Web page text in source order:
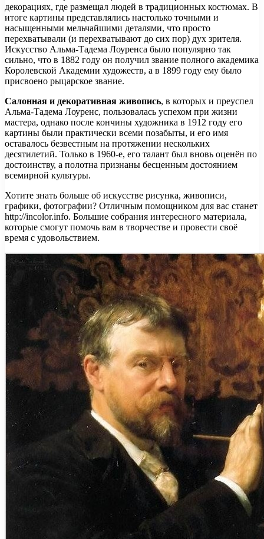
декорациях, где размещал людей в традиционных костюмах. В
итоге картины представлялись настолько точными и
насыщенными мельчайшими деталями, что просто
перехватывали (и перехватывают до сих пор) дух зрителя.
Искусство Альма-Тадема Лоуренса было популярно так
сильно, что в 1882 году он получил звание полного академика
Королевской Академии художеств, а в 1899 году ему было
присвоено рыцарское звание.
Салонная и декоративная живопись, в которых и преуспел
Альма-Тадема Лоуренс, пользовалась успехом при жизни
мастера, однако после кончины художника в 1912 году его
картины были практически всеми позабыты, и его имя
оставалось безвестным на протяжении нескольких
десятилетий. Только в 1960-е, его талант был вновь оценён по
достоинству, а полотна признаны бесценным достоянием
всемирной культуры.
Хотите знать больше об искусстве рисунка, живописи,
графики, фотографии? Отличным помощником для вас станет
http://incolor.info. Большие собрания интересного материала,
которые смогут помочь вам в творчестве и провести своё
время с удовольствием.